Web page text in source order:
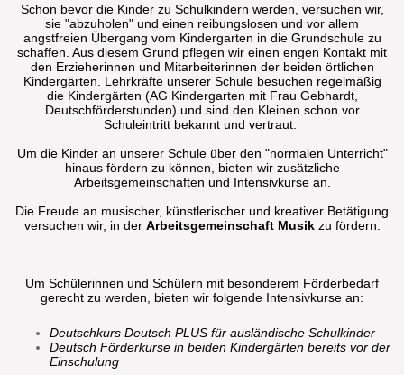
Schon bevor die Kinder zu Schulkindern werden, versuchen wir,
sie "abzuholen" und einen reibungslosen und vor allem
angstfreien Übergang vom Kindergarten in die Grundschule zu
schaffen. Aus diesem Grund pflegen wir einen engen Kontakt mit
den Erzieherinnen und Mitarbeiterinnen der beiden örtlichen
Kindergärten. Lehrkräfte unserer Schule besuchen regelmäßig
die Kindergärten (AG Kindergarten mit Frau Gebhardt,
Deutschförderstunden) und sind den Kleinen schon vor
Schuleintritt bekannt und vertraut.
Um die Kinder an unserer Schule über den "normalen Unterricht"
hinaus fördern zu können, bieten wir zusätzliche
Arbeitsgemeinschaften und Intensivkurse an.
Die Freude an musischer, künstlerischer und kreativer Betätigung
versuchen wir, in der Arbeitsgemeinschaft Musikzu fördern.
Um Schülerinnen und Schülern mit besonderem Förderbedarf
gerecht zu werden, bieten wir folgende Intensivkurse an:
Deutschkurs Deutsch PLUS für ausländische Schulkinder
Deutsch Förderkurse in beiden Kindergärten bereits vor der
Einschulung